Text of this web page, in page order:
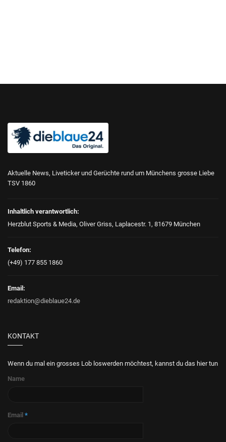
Aktuelle News, Liveticker und Gerüchte rund um Münchens grosse Liebe
TSV 1860
Inhaltlich verantwortlich:
Herzblut Sports & Media, Oliver Griss, Laplacestr. 1, 81679 München
Telefon:
(+49) 177 855 1860
Email:
redaktion@dieblaue24.de
KONTAKT
Wenn du mal ein grosses Lob loswerden möchtest, kannst du das hier tun
Name
Email *